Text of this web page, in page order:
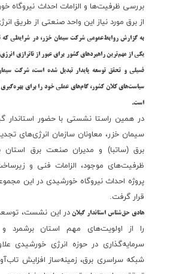
بررسی ظرفیت‌ها و الزامات احداث نیروگاه
از برق مورد نیاز این واحد صنعتی از طریق
به گزارش روابط‌عمومی شرکت سیمان خزر، در شرایطی که
یکی از مهم‌ترین راهبردهای کشور برای عبور از ناترازی
فسیلی و تحقق توسعه پایدار تبدیل شده است، شرکت
سیاست‌های کلان کشور، گام‌های عملی خود را برای
است.
در همین راستا نشستی با حضور استاندار
سیمان خزر، معاونان سازمان انرژی‌های
برق (ساتبا) و مدیران صنعت برق
ظرفیت‌های موجود، الزامات فنی و
پروژه احداث نیروگاه خورشیدی در این
قرار گرفت.
هادی حق‌شناس استاندار گیلان در این نشست،
را از اولویت‌های مهم استان برشمرد
سرمایه‌گذاری در حوزه انرژی خورشیدی
شبکه سراسری برق، زمینه‌ساز افزایش